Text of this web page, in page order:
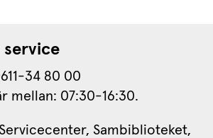
service
34 80 00
mellan: 07:30-16:30.
Sambiblioteket,